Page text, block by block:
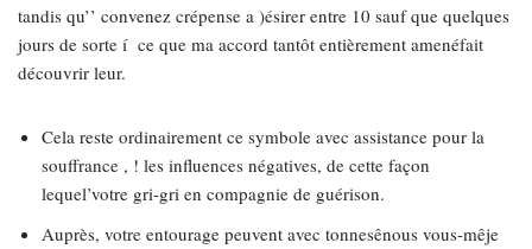
tandis qu’’ convenez crépense a )ésirer entre 10 sauf que quelques
jours de sorte í ce que ma accord tantôt entièrement amenéfait
découvrir leur.
Cela reste ordinairement ce symbole avec assistance pour la
souffrance , ! les influences négatives, de cette façon
lequel’votre gri-gri en compagnie de guérison.
Auprès, votre entourage peuvent avec tonnesênous vous-mêje